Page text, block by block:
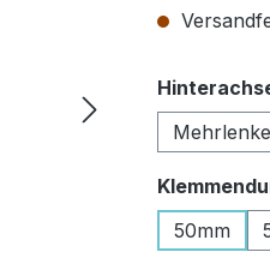
50mm